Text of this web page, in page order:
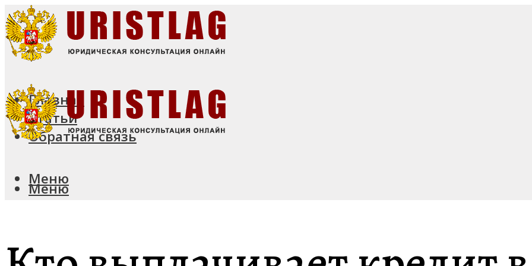
Главная
Статьи
Обратная связь
Меню
Меню